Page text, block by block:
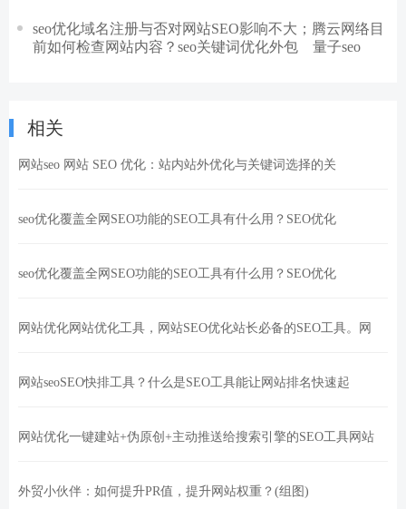
seo优化域名注册与否对网站SEO影响不大；腾云网络目
前如何检查网站内容？seo关键词优化外包 量子seo
相关
网站seo 网站 SEO 优化：站内站外优化与关键词选择的关
seo优化覆盖全网SEO功能的SEO工具有什么用？SEO优化
seo优化覆盖全网SEO功能的SEO工具有什么用？SEO优化
网站优化网站优化工具，网站SEO优化站长必备的SEO工具。网
网站seoSEO快排工具？什么是SEO工具能让网站排名快速起
网站优化一键建站+伪原创+主动推送给搜索引擎的SEO工具网站
外贸小伙伴：如何提升PR值，提升网站权重？(组图)